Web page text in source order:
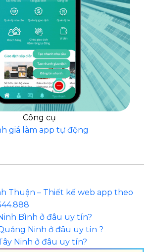
Công cụ
giá làm app tự động
Thuận – Thiết kế web app theo
Bình ở đâu uy tín?
Ninh ở đâu uy tín ?
Ninh ở đâu uy tín?